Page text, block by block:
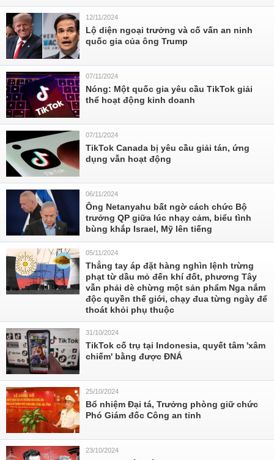
12/11/2024
Lộ diện ngoại trưởng và cố vấn an ninh
quốc gia của ông Trump
07/11/2024
Nóng: Một quốc gia yêu cầu TikTok giải
thể hoạt động kinh doanh
07/11/2024
TikTok Canada bị yêu cầu giải tán, ứng
dụng vẫn hoạt động
06/11/2024
Ông Netanyahu bất ngờ cách chức Bộ
trưởng QP giữa lúc nhạy cảm, biểu tình
bùng khắp Israel, Mỹ lên tiếng
05/11/2024
Thẳng tay áp đặt hàng nghìn lệnh trừng
phạt từ dầu mỏ đến khí đốt, phương Tây
vẫn phải dè chừng một sản phẩm Nga nắm
độc quyền thế giới, chạy đua từng ngày để
thoát khỏi phụ thuộc
31/10/2024
TikTok cố trụ tại Indonesia, quyết tâm 'xâm
chiếm' bằng được ĐNÁ
25/10/2024
Bổ nhiệm Đại tá, Trưởng phòng giữ chức
Phó Giám đốc Công an tỉnh
23/10/2024